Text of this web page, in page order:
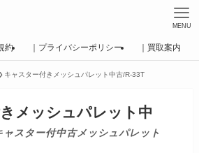
MENU
約 ｜プライバシーポリシー ｜買取案内
キャスター付きメッシュパレット中古/R-33T
メッシュパレット中
ャスター付中古メッシュパレット